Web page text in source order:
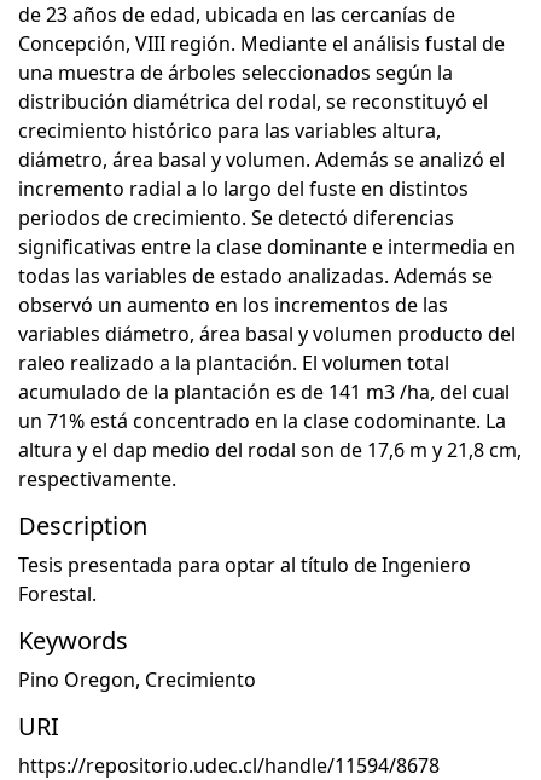
de 23 años de edad, ubicada en las cercanías de
Concepción, VIII región. Mediante el análisis fustal de
una muestra de árboles seleccionados según la
distribución diamétrica del rodal, se reconstituyó el
crecimiento histórico para las variables altura,
diámetro, área basal y volumen. Además se analizó el
incremento radial a lo largo del fuste en distintos
periodos de crecimiento. Se detectó diferencias
significativas entre la clase dominante e intermedia en
todas las variables de estado analizadas. Además se
observó un aumento en los incrementos de las
variables diámetro, área basal y volumen producto del
raleo realizado a la plantación. El volumen total
acumulado de la plantación es de 141 m3 /ha, del cual
un 71% está concentrado en la clase codominante. La
altura y el dap medio del rodal son de 17,6 m y 21,8 cm,
respectivamente.
Description
Tesis presentada para optar al título de Ingeniero
Forestal.
Keywords
Pino Oregon, Crecimiento
URI
https://repositorio.udec.cl/handle/11594/8678